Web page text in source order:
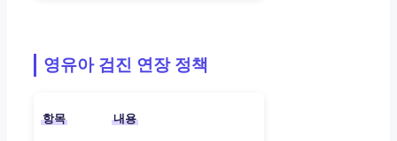
영유아 검진 연장 정책
항목 내용